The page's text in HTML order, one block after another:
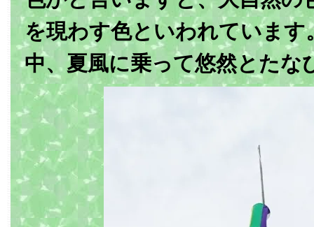
を現わす色といわれています
中、夏風に乗って悠然とたな